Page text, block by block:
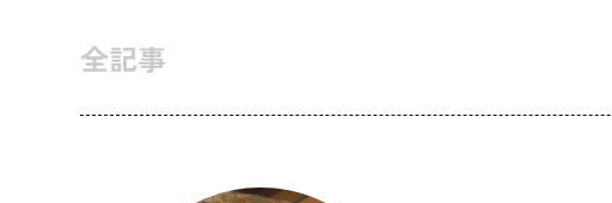
全記事